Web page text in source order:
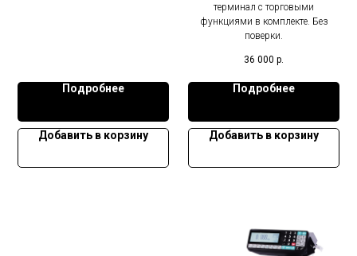
Подробнее
Добавить в корзину
терминал с торговыми
функциями в комплекте. Без
поверки.
36 000 р.
Подробнее
Добавить в корзину